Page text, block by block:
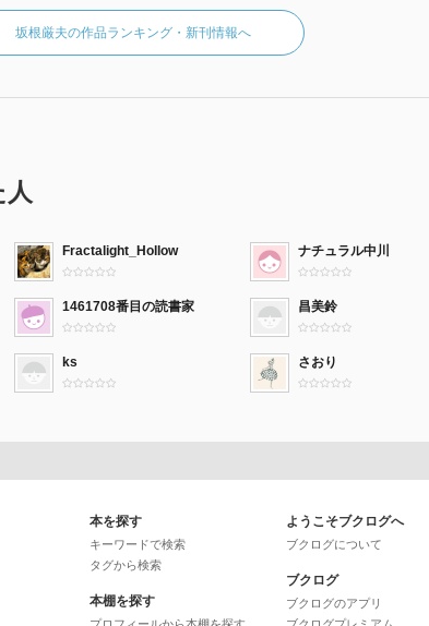
坂根厳夫の作品ランキング・新刊情報へ
Fractalight_Hollow ナチュラル中川
1461708番目の読書家 昌美鈴
ks さおり
本を探す
キーワードで検索
タグから検索
本棚を探す
ようこそブクログへ
ブクログについて
ブクログ
ブクログのアプリ